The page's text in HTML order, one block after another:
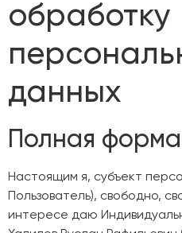
обработку
данных
Полная форма
Настоящим я, субъект
Пользователь), свободно,
интересе даю